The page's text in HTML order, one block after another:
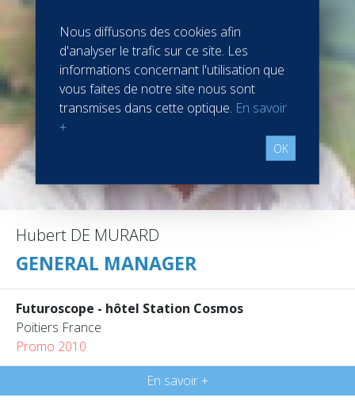
Hubert DE MURARD
GENERAL MANAGER
Futuroscope - hôtel Station Cosmos
Poitiers France
Promo 2010
En savoir +
Nous diffusons des cookies afin
d'analyser le trafic sur ce site. Les
informations concernant l'utilisation que
vous faites de notre site nous sont
transmises dans cette optique. En savoir
+
OK